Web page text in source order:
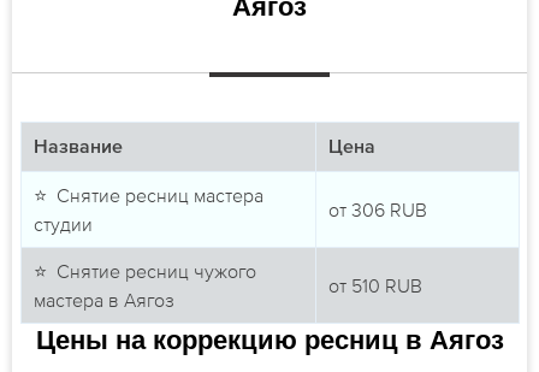
Аягоз
Название Цена
⭐ Снятие ресниц мастера
студии
от 306 RUB
⭐ Снятие ресниц чужого
мастера в Аягоз
от 510 RUB
Цены на коррекцию ресниц в Аягоз